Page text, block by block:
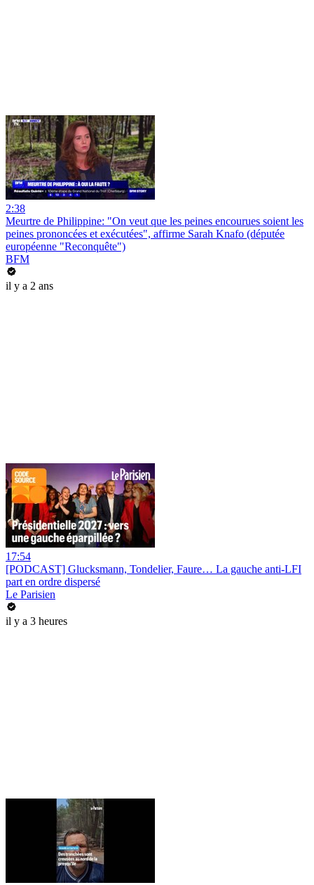
2:38
Meurtre de Philippine: "On veut que les peines encourues soient les
peines prononcées et exécutées", affirme Sarah Knafo (députée
européenne "Reconquête")
BFM
il y a 2 ans
17:54
[PODCAST] Glucksmann, Tondelier, Faure… La gauche anti-LFI
part en ordre dispersé
Le Parisien
il y a 3 heures